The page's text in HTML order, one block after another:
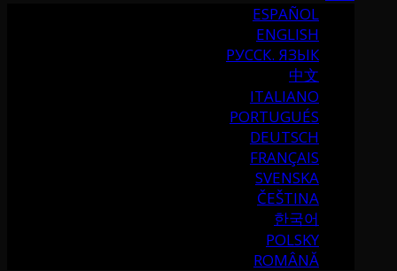
ESPAÑOL
ENGLISH
РУССК. ЯЗЫК
中文
ITALIANO
PORTUGUÉS
DEUTSCH
FRANÇAIS
SVENSKA
ČEŠTINA
한국어
POLSKY
ROMÂNĂ